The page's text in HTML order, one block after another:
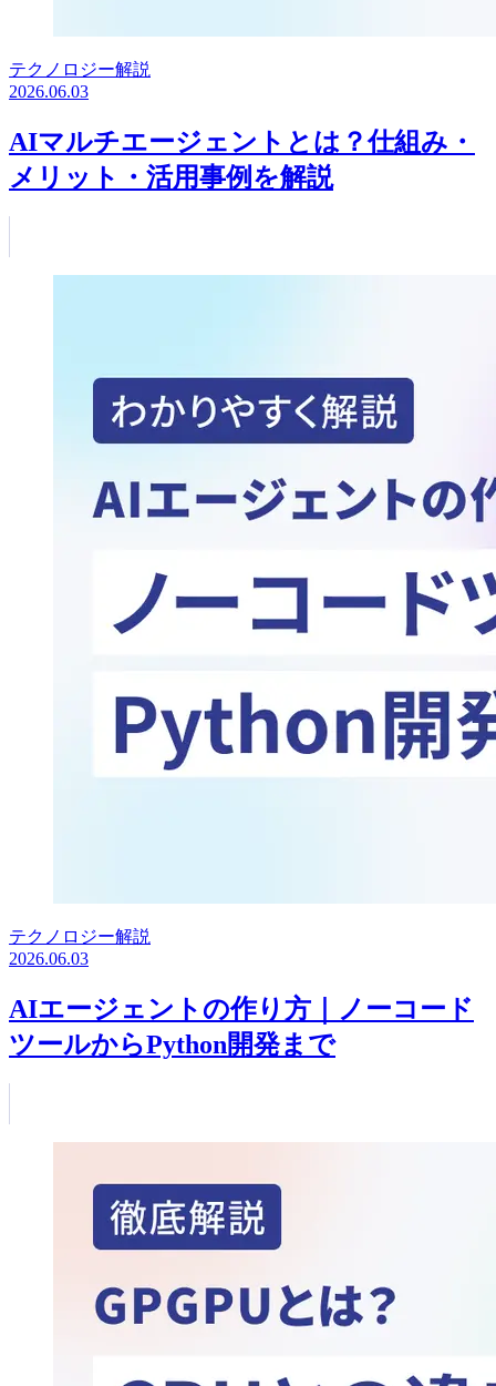
テクノロジー解説
2026.06.03
AIマルチエージェントとは？仕組み・
メリット・活用事例を解説
テクノロジー解説
2026.06.03
AIエージェントの作り方｜ノーコード
ツールからPython開発まで